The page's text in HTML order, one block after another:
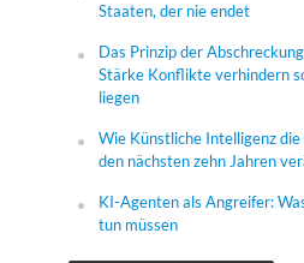
Staaten, der nie endet
Das Prinzip der
Stärke Konflikte verhindern
liegen
Wie Künstliche Intelligenz
den nächsten zehn Jahren
KI-Agenten als Angreifer:
tun müssen